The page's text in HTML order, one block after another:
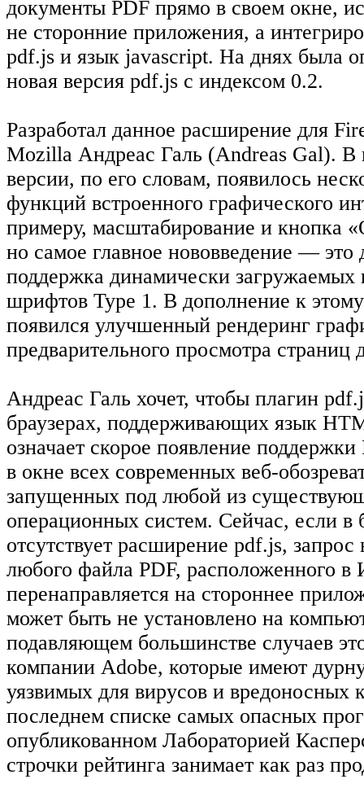
документы PDF прямо в своем окне,
не сторонние приложения, а
pdf.js и язык javascript. На днях была
новая версия pdf.js с индексом 0.2.
Разработал данное расширение для
Mozilla Андреас Галь (Andreas Gal). В
версии, по его словам, появилось
функций встроенного графического
примеру, масштабирование и кнопка
но самое главное нововведение — это
поддержка динамически
шрифтов Type 1. В дополнение к
появился улучшенный рендеринг
предварительного просмотра страниц
Андреас Галь хочет, чтобы плагин
браузерах, поддерживающих язык
означает скорое появление
в окне всех современных веб-
запущенных под любой из
операционных систем. Сейчас, если в
отсутствует расширение pdf.js, запрос
любого файла PDF, расположенного в
перенаправляется на стороннее
может быть не установлено на
подавляющем большинстве случаев
компании Adobe, которые имеют
уязвимых для вирусов и вредоносных
последнем списке самых опасных
опубликованном Лабораторией
строчки рейтинга занимает как раз